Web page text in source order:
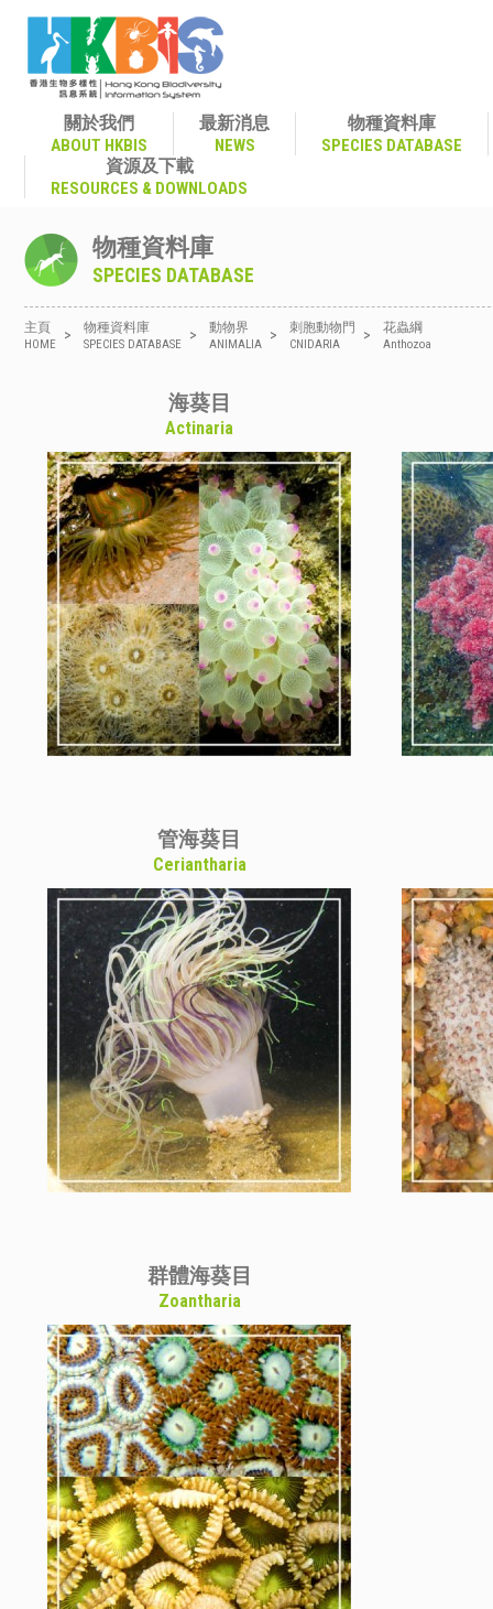
關於我們
ABOUT HKBIS
最新消息
NEWS
物種資料庫
SPECIES DATABASE
資源及下載
RESOURCES & DOWNLOADS
物種資料庫
SPECIES DATABASE
主頁
HOME
> 物種資料庫
SPECIES DATABASE
> 動物界
ANIMALIA
> 刺胞動物門
CNIDARIA
> 花蟲綱
Anthozoa
海葵目
Actinaria
管海葵目
Ceriantharia
群體海葵目
Zoantharia